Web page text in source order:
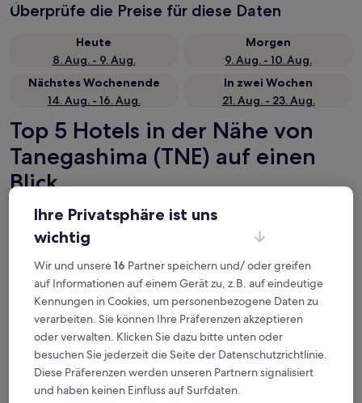
Überprüfe die Preise für diese Daten
Heute
8. Aug. - 9. Aug.
Morgen
9. Aug. - 10. Aug.
Nächstes Wochenende
14. Aug. - 16. Aug.
In zwei Wochen
21. Aug. - 23. Aug.
Top 5 Hotels in der Nähe von
Tanegashima (TNE) auf einen
Blick
Yakushima Jomon No Yado Manten— 3-Sterne-Hotel in 40,6
km von Flughafen Tanegashima (TNE) entfernt.
Gästebewertung: 8,6/10 — Hervorragend.
58 Village Tanegashima— 3-Sterne-Hotel in 11,1 km von
Flughafen Tanegashima (TNE) entfernt. Gästebewertung:
6,6/10.
Shimayado-HOPE — 3-Sterne-Hotel in 18,1 km von Flughafen
Tanegashima (TNE) entfernt. Gästebewertung: 9,4/10 —
Außergewöhnlich.
Tanegashima Iwasaki Hotel— 3-Sterne-Hotel in 26,2 km von
Flughafen Tanegashima (TNE) entfernt. Gästebewertung:
8,8/10 — Hervorragend.
Ihre Privatsphäre ist uns
wichtig
Wir und unsere16 Partner speichern und/ oder greifen
auf Informationen auf einem Gerät zu, z.B. auf eindeutige
Kennungen in Cookies, um personenbezogene Daten zu
verarbeiten. Sie können Ihre Präferenzen akzeptieren
oder verwalten. Klicken Sie dazu bitte unten oder
besuchen Sie jederzeit die Seite der Datenschutzrichtlinie.
Diese Präferenzen werden unseren Partnern signalisiert
und haben keinen Einfluss auf Surfdaten.